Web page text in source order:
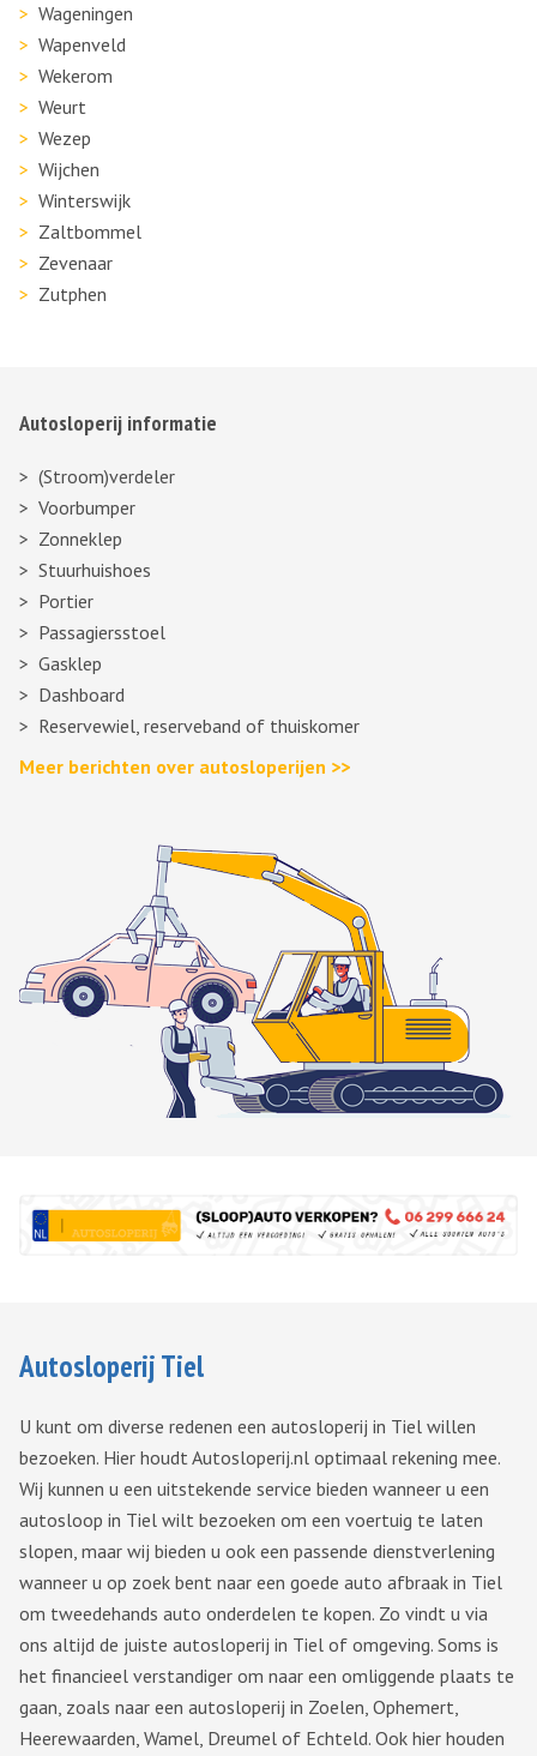
Wageningen
Wapenveld
Wekerom
Weurt
Wezep
Wijchen
Winterswijk
Zaltbommel
Zevenaar
Zutphen
Autosloperij informatie
(Stroom)verdeler
Voorbumper
Zonneklep
Stuurhuishoes
Portier
Passagiersstoel
Gasklep
Dashboard
Reservewiel, reserveband of thuiskomer
Meer berichten over autosloperijen >>
Autosloperij Tiel
U kunt om diverse redenen een autosloperij in Tiel willen
bezoeken. Hier houdt Autosloperij.nl optimaal rekening mee.
Wij kunnen u een uitstekende service bieden wanneer u een
autosloop in Tiel wilt bezoeken om een voertuig te laten
slopen, maar wij bieden u ook een passende dienstverlening
wanneer u op zoek bent naar een goede auto afbraak in Tiel
om tweedehands auto onderdelen te kopen. Zo vindt u via
ons altijd de juiste autosloperij in Tiel of omgeving. Soms is
het financieel verstandiger om naar een omliggende plaats te
gaan, zoals naar een autosloperij in Zoelen, Ophemert,
Heerewaarden, Wamel, Dreumel of Echteld. Ook hier houden